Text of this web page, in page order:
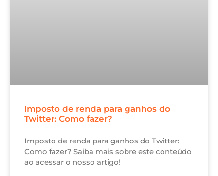
Imposto de renda para ganhos do
Twitter: Como fazer?
Imposto de renda para ganhos do Twitter:
Como fazer? Saiba mais sobre este conteúdo
ao acessar o nosso artigo!